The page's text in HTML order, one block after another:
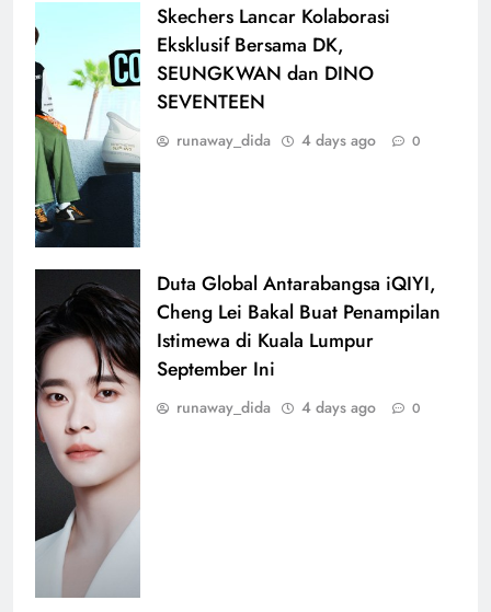
Skechers Lancar Kolaborasi
Eksklusif Bersama DK,
SEUNGKWAN dan DINO
SEVENTEEN
runaway_dida 4 days ago 0
Duta Global Antarabangsa iQIYI,
Cheng Lei Bakal Buat Penampilan
Istimewa di Kuala Lumpur
September Ini
runaway_dida 4 days ago 0